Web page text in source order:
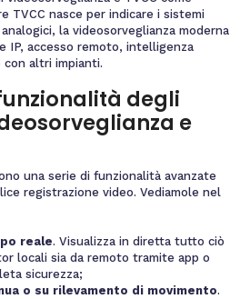
TVCC nasce per indicare i sistemi
la videosorveglianza moderna
IP, accesso remoto, intelligenza
altri impianti.
degli
e
una serie di funzionalità avanzate
registrazione video. Vediamole nel
reale. Visualizza in diretta tutto ciò
locali sia da remoto tramite app o
sicurezza;
o su rilevamento di movimento.